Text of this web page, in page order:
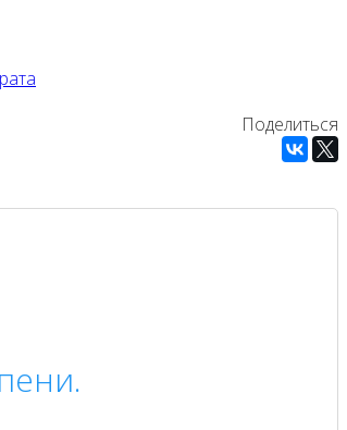
Поделиться